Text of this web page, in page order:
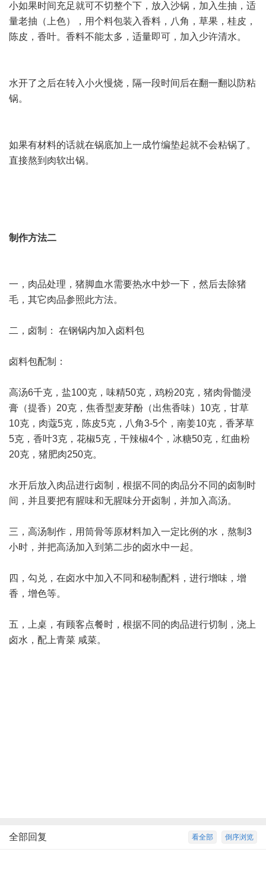
小如果时间充足就可不切整个下，放入沙锅，加入生抽，适
量老抽（上色），用个料包装入香料，八角，草果，桂皮，
陈皮，香叶。香料不能太多，适量即可，加入少许清水。
水开了之后在转入小火慢烧，隔一段时间后在翻一翻以防粘
锅。
如果有材料的话就在锅底加上一成竹编垫起就不会粘锅了。
直接熬到肉软出锅。
制作方法二
一，肉品处理，猪脚血水需要热水中炒一下，然后去除猪
毛，其它肉品参照此方法。
二，卤制： 在钢锅内加入卤料包
卤料包配制：
高汤6千克，盐100克，味精50克，鸡粉20克，猪肉骨髓浸
膏（提香）20克，焦香型麦芽酚（出焦香味）10克，甘草
10克，肉蔻5克，陈皮5克，八角3-5个，南姜10克，香茅草
5克，香叶3克，花椒5克，干辣椒4个，冰糖50克，红曲粉
20克，猪肥肉250克。
水开后放入肉品进行卤制，根据不同的肉品分不同的卤制时
间，并且要把有腥味和无腥味分开卤制，并加入高汤。
三，高汤制作，用筒骨等原材料加入一定比例的水，熬制3
小时，并把高汤加入到第二步的卤水中一起。
四，勾兑，在卤水中加入不同和秘制配料，进行增味，增
香，增色等。
五，上桌，有顾客点餐时，根据不同的肉品进行切制，浇上
卤水，配上青菜 咸菜。
倒序浏览
看全部
全部回复